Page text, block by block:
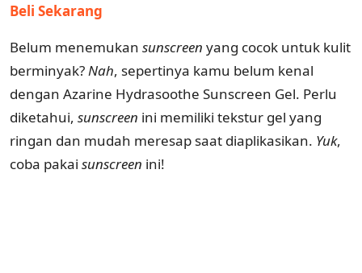
Beli Sekarang
Belum menemukan sunscreen yang cocok untuk kulit
berminyak?Nah, sepertinya kamu belum kenal
dengan Azarine Hydrasoothe Sunscreen Gel. Perlu
diketahui, sunscreen ini memiliki tekstur gel yang
ringan dan mudah meresap saat diaplikasikan. Yuk,
coba pakai sunscreen ini!